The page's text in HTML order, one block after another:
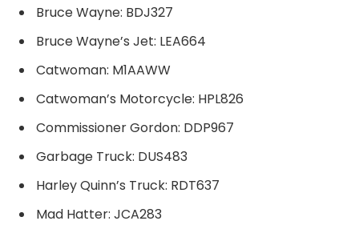
Bruce Wayne: BDJ327
Bruce Wayne’s Jet: LEA664
Catwoman: M1AAWW
Catwoman’s Motorcycle: HPL826
Commissioner Gordon: DDP967
Garbage Truck: DUS483
Harley Quinn’s Truck: RDT637
Mad Hatter: JCA283